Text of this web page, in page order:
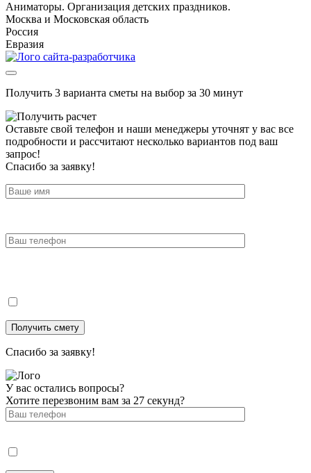
Аниматоры. Организация детских праздников.
Москва и Московская область
Россия
Евразия
Получить 3 варианта сметы на выбор за 30 минут
Оставьте свой телефон и наши менеджеры уточнят у вас все
подробности и рассчитают несколько вариантов под ваш
запрос!
Спасибо за заявку!
Спасибо за заявку!
У вас остались вопросы?
Хотите перезвоним вам за 27 секунд?